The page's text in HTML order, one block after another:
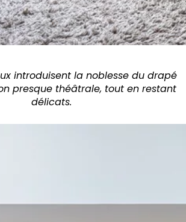
introduisent la noblesse du drapé
presque théâtrale, tout en restant
délicats.